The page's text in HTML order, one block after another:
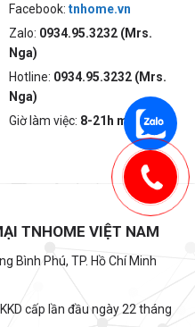
Facebook: tnhome.vn
Zalo: 0934.95.3232 (Mrs.
Nga)
Hotline: 0934.95.3232 (Mrs.
Nga)
Giờ làm việc: 8-21h mỗi ngày
TNHOME VIỆT NAM
Bình Phú, TP. Hồ Chí Minh
cấp lần đầu ngày 22 tháng